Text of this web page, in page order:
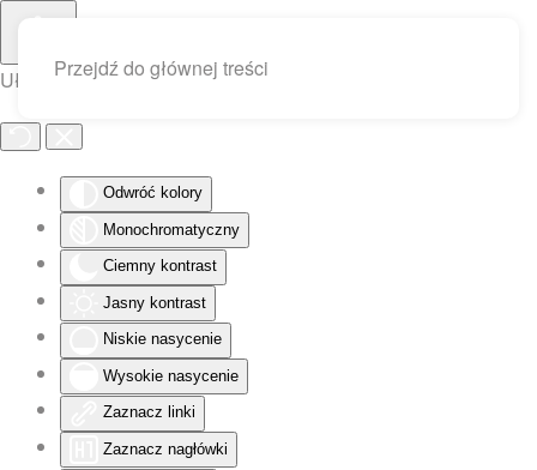
Ułatwienia dostępu
Odwróć kolory
Monochromatyczny
Ciemny kontrast
Jasny kontrast
Niskie nasycenie
Wysokie nasycenie
Zaznacz linki
Zaznacz nagłówki
Przejdź do głównej treści